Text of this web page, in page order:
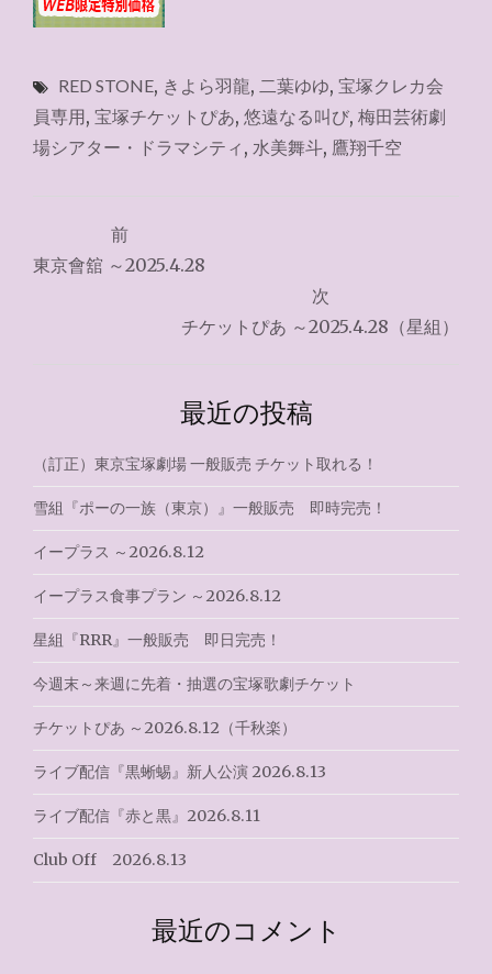
RED STONE, きよら羽龍, 二葉ゆゆ, 宝塚クレカ会
員専用, 宝塚チケットぴあ, 悠遠なる叫び, 梅田芸術劇
場シアター・ドラマシティ , 水美舞斗, 鷹翔千空
稿
シ
ョ
ン
前
東京會舘 ～2025.4.28
次
チケットぴあ ～2025.4.28（星組）
最近の投稿
（訂正）東京宝塚劇場 一般販売 チケット取れる！
雪組『ポーの一族（東京）』一般販売 即時完売！
イープラス ～2026.8.12
イープラス食事プラン ～2026.8.12
星組『RRR』一般販売 即日完売！
今週末～来週に先着・抽選の宝塚歌劇チケット
チケットぴあ ～2026.8.12（千秋楽）
ライブ配信『黒蜥蜴』新人公演 2026.8.13
ライブ配信『赤と黒』2026.8.11
Club Off 2026.8.13
最近のコメント